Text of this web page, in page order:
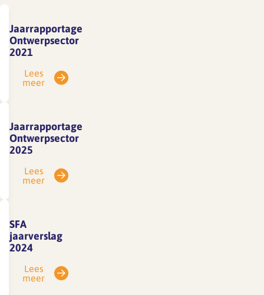
Jaarrapportage
Ontwerpsector
2021
Lees
meer
Jaarrapportage
Ontwerpsector
2025
Lees
meer
SFA
jaarverslag
2024
Lees
meer